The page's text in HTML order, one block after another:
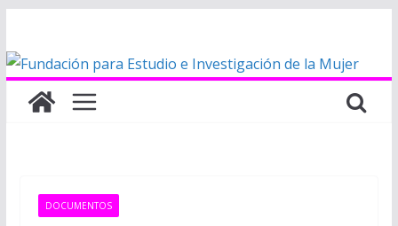
contenido
DOCUMENTOS